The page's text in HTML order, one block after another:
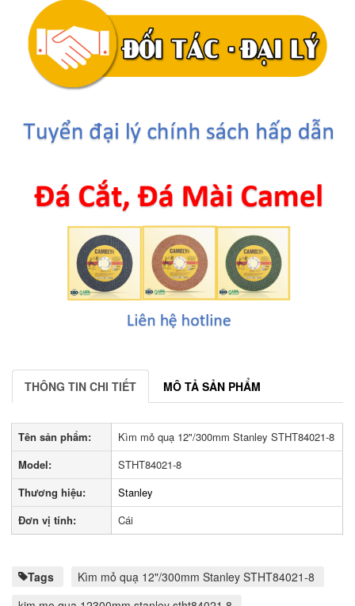
THÔNG TIN CHI TIẾT MÔ TẢ SẢN PHẨM
Tên sản phẩm:
Kìm mỏ quạ 12"/300mm Stanley STHT84021-8
Model:
STHT84021-8
Thương hiệu:
Stanley
Đơn vị tính:
Cái
Tags
Kìm mỏ quạ 12"/300mm Stanley STHT84021-8